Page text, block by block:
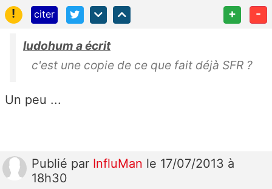
!
citer + -
ludohum a écrit
c'est une copie de ce que fait déjà SFR ?
Un peu ...
Publié par InfluMan le 17/07/2013 à
18h30